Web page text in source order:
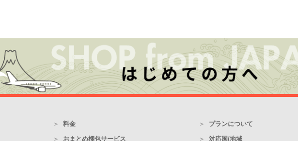
料金 プランについて
おまとめ梱包サービス 対応国/地域